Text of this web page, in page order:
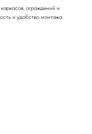
ограждений и
и удобство монтажа.